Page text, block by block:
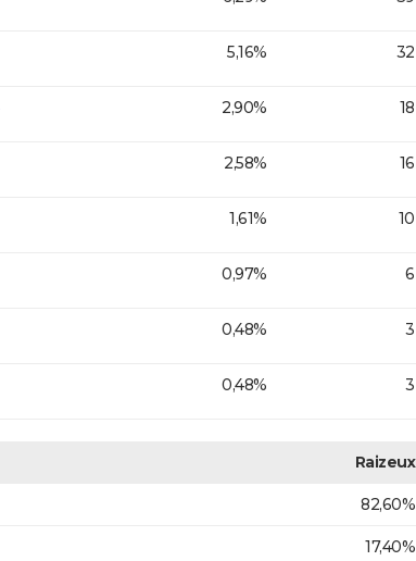
5,16% 32
2,90% 18
2,58% 16
1,61% 10
0,97% 6
0,48% 3
0,48% 3
Raizeux
82,60%
17,40%